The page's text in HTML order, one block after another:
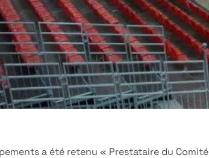
a été retenu « Prestataire du